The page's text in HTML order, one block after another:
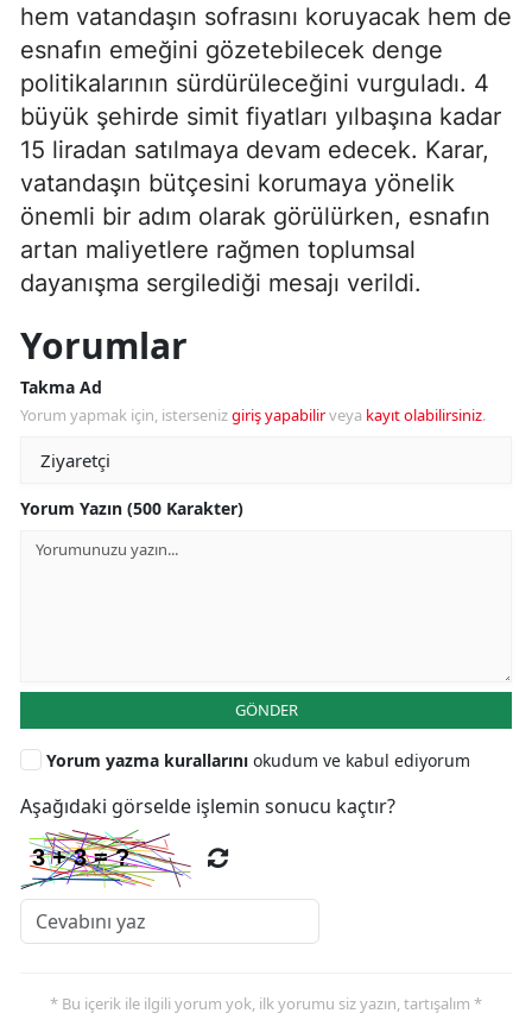
hem vatandaşın sofrasını koruyacak hem de
esnafın emeğini gözetebilecek denge
politikalarının sürdürüleceğini vurguladı. 4
büyük şehirde simit fiyatları yılbaşına kadar
15 liradan satılmaya devam edecek. Karar,
vatandaşın bütçesini korumaya yönelik
önemli bir adım olarak görülürken, esnafın
artan maliyetlere rağmen toplumsal
dayanışma sergilediği mesajı verildi.
Yorumlar
Takma Ad
Yorum yapmak için, istersenizgiriş yapabilirveya kayıt olabilirsiniz.
Yorum Yazın (500 Karakter)
GÖNDER
Yorum yazma kurallarını okudum ve kabul ediyorum
Aşağıdaki görselde işlemin sonucu kaçtır?
* Bu içerik ile ilgili yorum yok, ilk yorumu siz yazın, tartışalım *